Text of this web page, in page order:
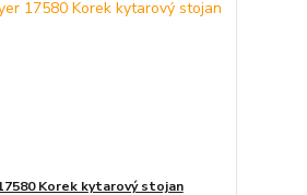
Korek kytarový stojan